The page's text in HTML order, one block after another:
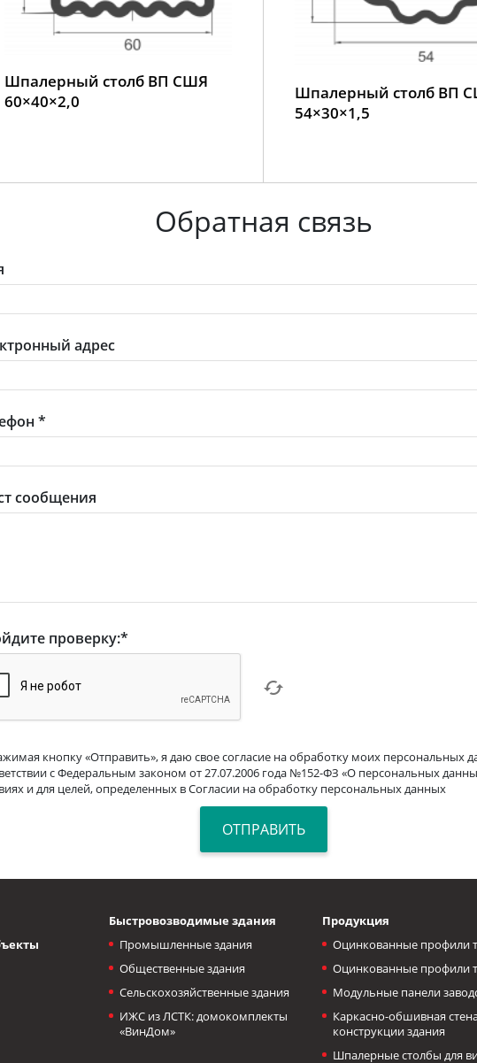
Шпалерный столб ВП СШЯ
60×40×2,0
Шпалерный столб ВП
54×30×1,5
Обратная связь
адрес
*
сообщения
проверку:*
кнопку «Отправить», я даю свое согласие на обработку моих персональных
с Федеральным законом от 27.07.2006 года №152-ФЗ «О персональных
и для целей, определенных в Согласии на обработку персональных данных
Быстровозводимые здания
Промышленные здания
Общественные здания
Сельскохозяйственные здания
ИЖС из ЛСТК: домокомплекты
«ВинДом»
Продукция
Оцинкованные профили
Оцинкованные профили
Модульные панели
Каркасно-обшивная
конструкции здания
Шпалерные столбы для